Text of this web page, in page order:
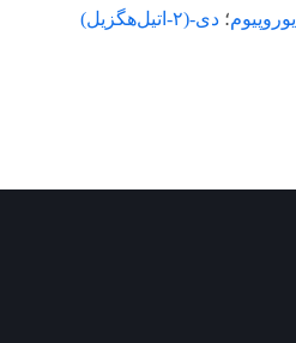
یوروپیوم؛
دی-(۲-اتیل‌هگزیل)